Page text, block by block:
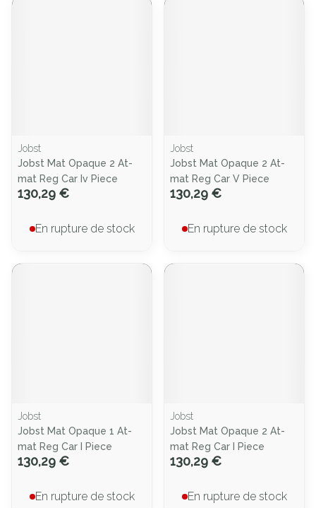
Jobst
Jobst Mat Opaque 2 At-
mat Reg Car Iv Piece
130,29 €
En rupture de stock
Jobst
Jobst Mat Opaque 2 At-
mat Reg Car V Piece
130,29 €
En rupture de stock
Jobst
Jobst Mat Opaque 1 At-
mat Reg Car I Piece
130,29 €
En rupture de stock
Jobst
Jobst Mat Opaque 2 At-
mat Reg Car I Piece
130,29 €
En rupture de stock